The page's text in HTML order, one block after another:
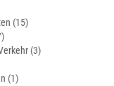
(15)
(3)
(1)